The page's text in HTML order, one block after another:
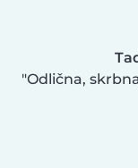
Odlična,